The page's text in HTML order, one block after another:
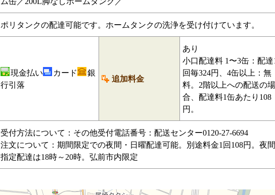
ポリタンクの配達可能です。ホームタンクの洗浄を受け付けています。
現金払い カード
銀
行引落
追加料金
あり
小口配達料 1〜3缶：配達
回毎324円、4缶以上：無
料。2階以上への配送の場
合、配達料1缶あたり108
円。
受付方法について：その他受付電話番号：配送センター0120-27-6694
注文について：期間限定での夜間・日曜配達可能。別途料金1回108円。夜間
指定配達は18時～20時。弘前市内限定